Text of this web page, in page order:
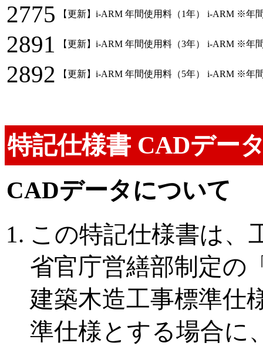
2775 【更新】i-ARM 年間使用料（1年） i-ARM ※年
2891 【更新】i-ARM 年間使用料（3年） i-ARM ※年
2892 【更新】i-ARM 年間使用料（5年） i-ARM ※年
特記仕様書 CADデー
CADデータについて
この特記仕様書は、
省官庁営繕部制定の
建築木造工事標準仕
準仕様とする場合に